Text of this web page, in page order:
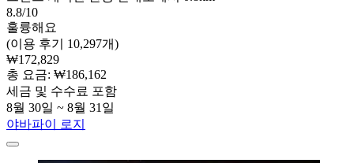
8.8/10
훌륭해요
(이용 후기 10,297개)
₩172,829
총 요금: ₩186,162
세금 및 수수료 포함
8월 30일 ~ 8월 31일
야바파이 로지